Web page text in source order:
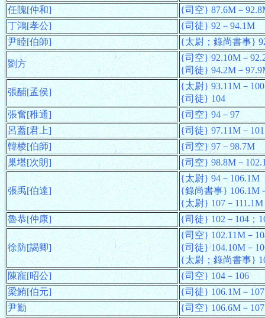
任隗[仲和]
{司空} 87.6M－
丁鴻[孝公]
{司徒} 92－94.1M
尹睦[伯師]
{太尉；錄尚書事}
劉方
{司空} 92.10M－
{司徒} 94.2M－
張酺[孟侯]
{太尉} 93.11M－100
{司徒} 104
張奮[稚通]
{司空} 94－97
呂蓋[君上]
{司徒} 97.11M－
韓棱[伯師]
{司空} 97－98.7M
巢堪[次朗]
{司空} 98.8M－
張禹[伯達]
{太尉} 94－106.1M
{錄尚書事} 106.1M
{太尉} 107－111.1M
魯恭[仲康]
{司徒} 102－104；
徐防[謁卿]
{司空} 102.11M－
{司徒} 104.10M－
{太尉；錄尚書事}
陳寵[昭公]
{司空} 104－106
梁鮪[伯元]
{司徒} 106.1M－
尹勤
{司空} 106.6M－